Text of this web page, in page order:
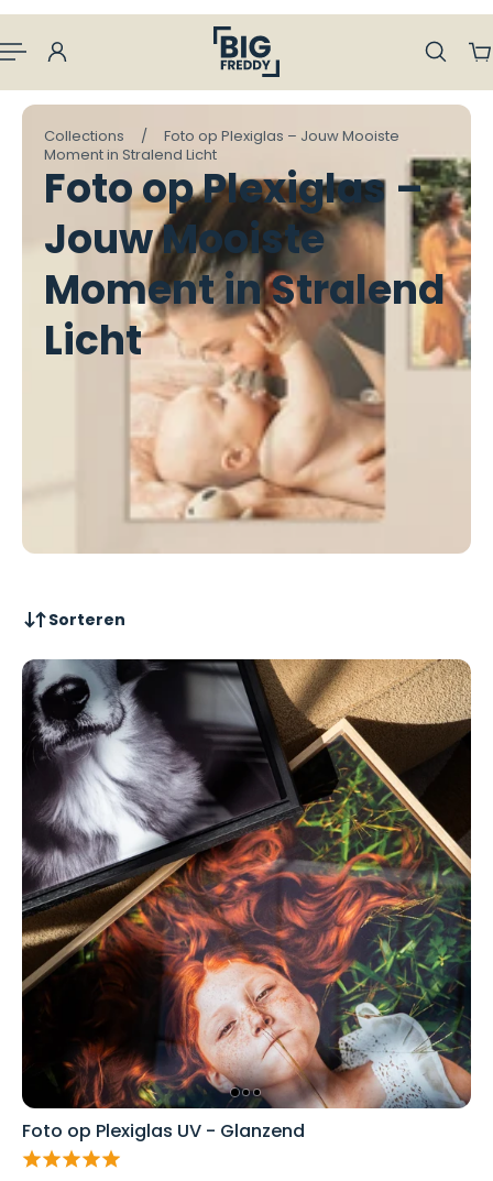
Collections /
Foto op Plexiglas – Jouw Mooiste
Moment in Stralend Licht
Foto op Plexiglas –
Jouw Mooiste
Moment in Stralend
Licht
Sorteren
Foto op Plexiglas UV - Glanzend